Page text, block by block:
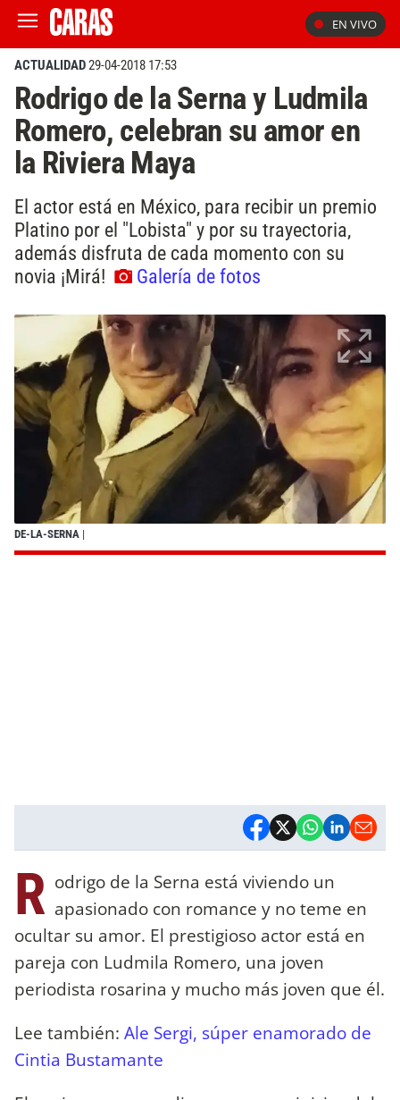
EN VIVO
ACTUALIDAD29-04-2018 17:53
Rodrigo de la Serna y Ludmila
Romero, celebran su amor en
la Riviera Maya
El actor está en México, para recibir un premio
Platino por el "Lobista" y por su trayectoria,
además disfruta de cada momento con su
novia ¡Mirá!
Galería de fotos
DE-LA-SERNA |
R odrigo de la Serna está viviendo un
apasionado con romance y no teme en
ocultar su amor. El prestigioso actor está en
pareja con Ludmila Romero, una joven
periodista rosarina y mucho más joven que él.
Lee también: Ale Sergi, súper enamorado de
Cintia Bustamante